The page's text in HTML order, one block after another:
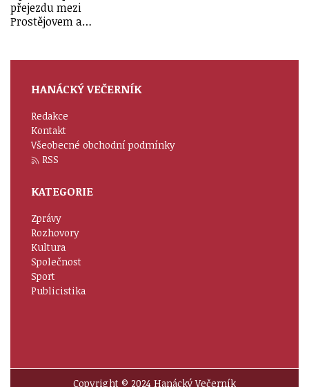
přejezdu mezi
Prostějovem a…
HANÁCKÝ VEČERNÍK
Redakce
Kontakt
Všeobecné obchodní podmínky
RSS
KATEGORIE
Zprávy
Rozhovory
Kultura
Společnost
Sport
Publicistika
Copyright © 2024 Hanácký Večerník